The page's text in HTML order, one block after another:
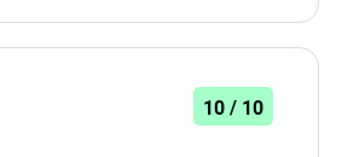
10 / 10